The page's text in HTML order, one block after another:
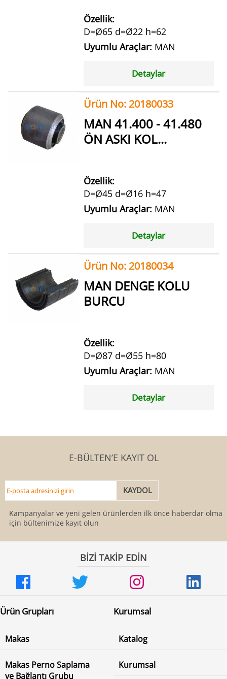
Özellik:
D=Ø65 d=Ø22 h=62
Uyumlu Araçlar: MAN
Detaylar
Ürün No: 20180033
MAN 41.400 - 41.480
ÖN ASKI KOL...
Özellik:
D=Ø45 d=Ø16 h=47
Uyumlu Araçlar: MAN
Detaylar
Ürün No: 20180034
MAN DENGE KOLU
BURCU
Özellik:
D=Ø87 d=Ø55 h=80
Uyumlu Araçlar: MAN
Detaylar
E-BÜLTEN’E KAYIT OL
Kampanyalar ve yeni gelen ürünlerden ilk önce haberdar olmak
için bültenimize kayıt olun
BİZİ TAKİP EDİN
Ürün Grupları
Makas
Makas Perno Saplama
ve Bağlantı Grubu
Kurumsal
Katalog
Kurumsal